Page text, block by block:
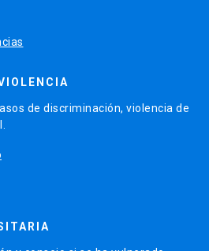
de discriminación, violencia de